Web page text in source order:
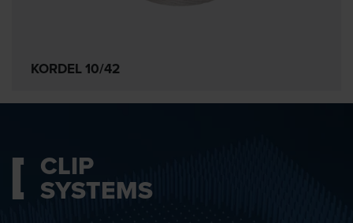
KORDEL 10/42
CLIP
SYSTEMS